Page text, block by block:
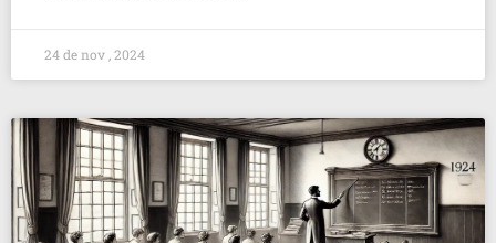
24 de nov , 2024